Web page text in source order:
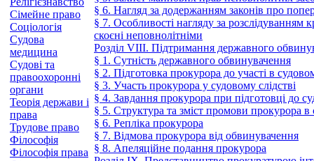
Сімейне право
Соціологія
Судова
медицина
Судові та
правоохоронні
органи
Теорія держави і
права
Трудове право
Філософія
Філософія права
§ 6. Нагляд за додержанням законів про
§ 7. Особливості нагляду за розслідуванням
скоєні неповнолітніми
Розділ VIII. Підтримання державного
§ 1. Сутність державного обвинувачення
§ 2. Підготовка прокурора до участі в
§ 3. Участь прокурора у судовому слідстві
§ 4. Завдання прокурора при підготовці до
§ 5. Структура та зміст промови прокурора в
§ 6. Репліка прокурора
§ 7. Відмова прокурора від обвинувачення
§ 8. Апеляційне подання прокурора